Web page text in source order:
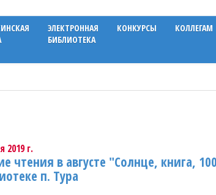
ЭЛЕКТРОННАЯ
БИБЛИОТЕКА
КОНКУРСЫ КОЛЛЕГАМ
2019 г.
чтения в августе "Солнце, книга,
п. Тура